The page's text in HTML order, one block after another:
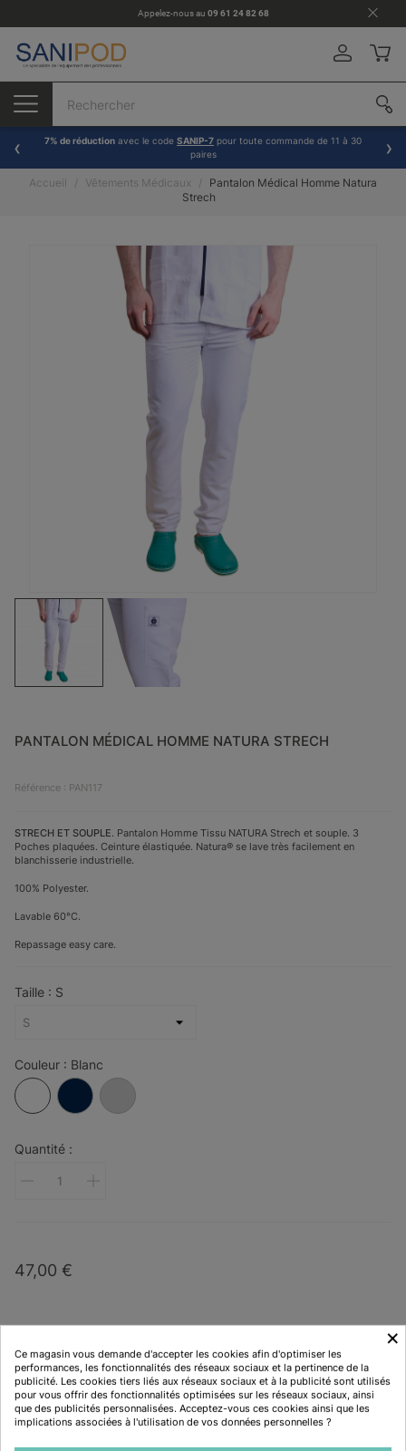
Appelez-nous au 09 61 24 82 68
7% de réduction avec le code SANIP-7 pour toute commande de 11 à 30
paires
Accueil Vêtements Médicaux
Pantalon Médical Homme Natura
Strech
PANTALON MÉDICAL HOMME NATURA STRECH
Référence : PAN117
STRECH ET SOUPLE . Pantalon Homme Tissu NATURA Strech et souple. 3
Poches plaquées. Ceinture élastiquée. Natura® se lave très facilement en
blanchisserie industrielle.
100% Polyester.
Lavable 60°C.
Repassage easy care.
Taille : S
Couleur : Blanc
Blanc
Marine
Clair
Quantité :
47,00 €
AJOUTER AU PANIER
Disponibilité :Derniers articles en stock
×
Ce magasin vous demande d'accepter les cookies afin d'optimiser les
performances, les fonctionnalités des réseaux sociaux et la pertinence de la
publicité. Les cookies tiers liés aux réseaux sociaux et à la publicité sont utilisés
pour vous offrir des fonctionnalités optimisées sur les réseaux sociaux, ainsi
que des publicités personnalisées. Acceptez-vous ces cookies ainsi que les
implications associées à l'utilisation de vos données personnelles ?